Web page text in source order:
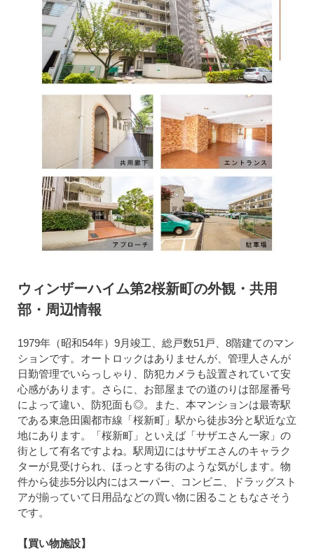
ウィンザーハイム第2桜新町の外観・共用
部・周辺情報
1979年（昭和54年）9月竣工、総戸数51戸、8階建てのマン
ションです。オートロックはありませんが、管理人さんが
日勤管理でいらっしゃり、防犯カメラも設置されていて安
心感があります。さらに、お部屋までの道のりは部屋番号
によって違い、防犯面も◎。また、本マンションは最寄駅
である東急田園都市線「桜新町」駅から徒歩3分と駅近な立
地にあります。「桜新町」といえば「サザエさん一家」の
街として有名ですよね。駅周辺にはサザエさんのキャラク
ターが見受けられ、ほっとする街のような気がします。物
件から徒歩5分以内にはスーパー、コンビニ、ドラッグスト
アが揃っていて日用品などの買い物に困ることもなさそう
です。
【買い物施設】